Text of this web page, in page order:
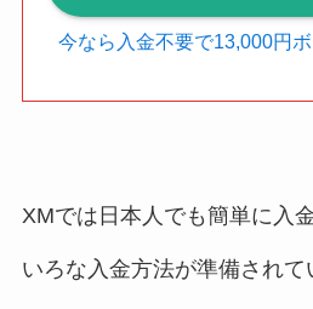
今なら入金不要で13,000円
XMでは日本人でも簡単に入
いろな入金方法が準備されて